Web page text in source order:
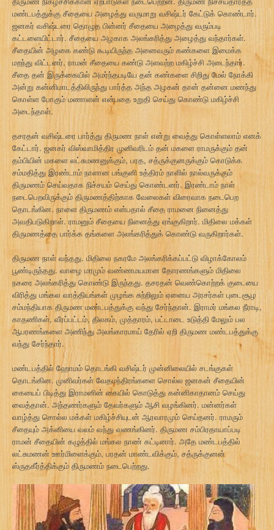
மண்டபத்துக்கு சீதையை அழைத்து வருமாறு வசிஷ்டர் கேட்டுக் கொண்டார்.
ஜனகர் வசிஷ்டரை தொழுத பின்னர் சீதையை அழைத்து வரும்படி
கட்டளையிட்டார். சீதையை அழகாக அலங்கரித்து அழைத்து வந்தார்கள்.
சீதையின் அழகை கண்டு கூடியிருந்த அனைவரும் கண்களை இமைக்க
மறந்து விட்டனர். ராமன் சீதையை கண்டு அளவற்ற மகிழ்ச்சி அடைந்தார்.
சீதை தன் இருக்கையில் அமர்ந்தபடியே தன் கண்களை சிறிது மேல் நோக்கி
அன்று கன்னிமாடத்திலிருந்து பார்த்த அந்த அழகன் தான் தன்னை மணந்து
கொள்ள போகும் மணாளன் என்பதை உறுதி செய்து கொண்டு மகிழ்ச்சி
அடைந்தாள்.
தசரதன் வசிஷ்டரை பார்த்து திருமண நாள் என்று வைத்து கொள்ளலாம் எனக்
கேட்டார். ஜனகர் விஸ்வாமித்திர முனிவரிடம் தன் மகளை ராமருக்கும் தன்
தம்பியின் மகளை லட்சுமணனுக்கும், பரத, சத்ருக்குனருக்கும் கொடுக்க
சம்மதித்து இரண்டாம் நாளான பங்குனி உத்திரம் நாளில் நால்வருக்கும்
திருமணம் செய்வதாக நிச்சயம் செய்து கொண்டனர். இரண்டாம் நாள்
நடைபெறவிருக்கும் திருமணத்திற்காக வேலைகள் விரைவாக நடைபெற
தொடங்கின. நாளை திருமணம் என்பதால் சீதை ராமனை நினைத்து
அவதிபடுகிறாள். ராமனும் சீதையை நினைத்து ஏங்குகிறார். மிதிலை மக்கள்
திருமணத்தை பார்க்க தங்களை அலங்கரித்துக் கொண்டு வருகிறார்கள்.
திருமண நாள் வந்தது. மிதிலை நகரமே அலங்கரிக்கப்பட்டு விழாக்கோலம்
பூண்டிருந்தது. வாழை மரமும் வண்ணமயமான தோரணங்களும் மிதிலை
நகரை அலங்கரித்து கொண்டு இருந்தது. தசரதன் வெண்கொற்றக் குடையை
விரித்து மங்கல வாத்தியங்கள் முழங்க சுற்றிலும் ஏனைய அரசர்கள் புடைசூழ
சம்மந்தியாக திருமண மண்டபத்துக்கு வந்து சேர்ந்தான். இராமர் மங்கல நீராடி,
காதணிகள், வீரப்பட்டம், திலகம், முத்தாரம், பட்டாடை உடுத்தி மேலும் பல
ஆபரணங்களை அணிந்து அலங்காரமாய் தேரில் ஏறி திருமண மண்டபத்துக்கு
வந்து சேர்ந்தார்.
மண்டபத்தில் ஹோமம் தொடங்கி வசிஷ்டர் முன்னிலையில் சடங்குகள்
தொடங்கின. முனிவர்கள் வேதமந்திரங்களை சொல்ல ஜனகன் சீதையின்
கையைப் பிடித்து இராமனின் கையில் கொடுத்து கன்னிகாதானம் செய்து
வைத்தான். அந்தணர்களும் தேவர்களும் ஆசி வழங்கினர். மன்னர்கள்
வாழ்த்து சொல்ல மக்கள் மகிழ்ச்சியுடன் ஆரவாரமும் செய்தனர். ராமரும்
சீதையும் அக்னியை வலம் வந்து வணங்கினர். திருமண சம்பிரதாயாப்படி
ராமன் சீதையின் கழுத்தில் மங்கல நாண் கட்டினார். அதே மண்டபத்தில்
லட்சுமணன் ஊர்மிளைக்கும், பரதன் மாண்டவிக்கும், சத்ருக்குனன்
ஸ்ருதகீர்த்திக்கும் திருமணம் நடைபெற்றது.